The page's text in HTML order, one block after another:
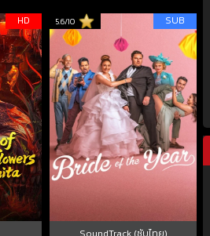
HD 5.6/10 SUB